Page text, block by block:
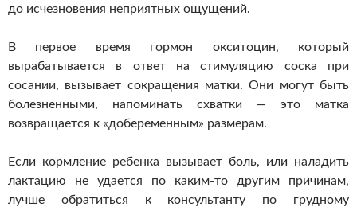
до исчезновения неприятных ощущений.
В первое время гормон окситоцин, который
вырабатывается в ответ на стимуляцию соска при
сосании, вызывает сокращения матки. Они могут быть
болезненными, напоминать схватки — это матка
возвращается к «добеременным» размерам.
Если кормление ребенка вызывает боль, или наладить
лактацию не удается по каким-то другим причинам,
лучше обратиться к консультанту по грудному